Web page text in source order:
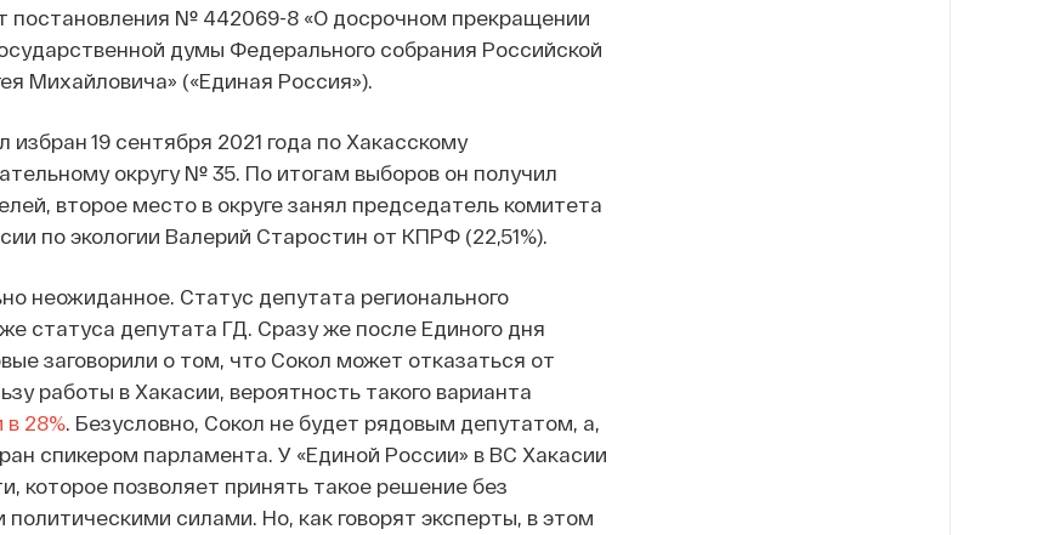
постановления № 442069-8 «О досрочном прекращении
думы Федерального собрания Российской
Михайловича» («Единая Россия»).
19 сентября 2021 года по Хакасскому
округу № 35. По итогам выборов он получил
второе место в округе занял председатель комитета
по экологии Валерий Старостин от КПРФ (22,51%).
неожиданное. Статус депутата регионального
статуса депутата ГД. Сразу же после Единого дня
заговорили о том, что Сокол может отказаться от
работы в Хакасии, вероятность такого варианта
28%. Безусловно, Сокол не будет рядовым депутатом, а,
спикером парламента. У «Единой России» в ВС Хакасии
которое позволяет принять такое решение без
политическими силами. Но, как говорят эксперты, в этом